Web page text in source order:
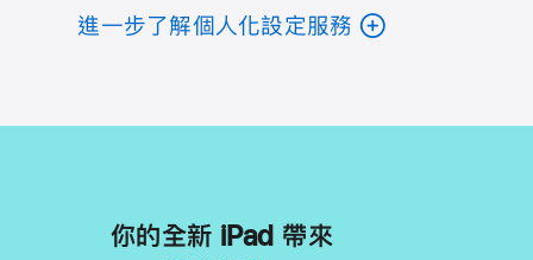
進一步了解個人化設定服務
你的全新 iPad 帶來